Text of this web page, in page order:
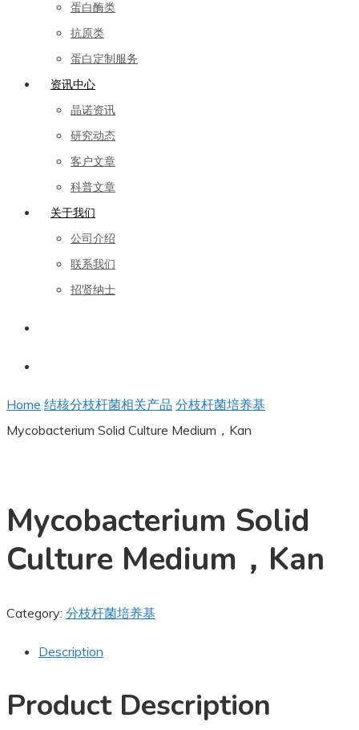
蛋白酶类
抗原类
蛋白定制服务
资讯中心
晶诺资讯
研究动态
客户文章
科普文章
关于我们
公司介绍
联系我们
招贤纳士
Home 结核分枝杆菌相关产品 分枝杆菌培养基
Mycobacterium Solid Culture Medium，Kan
Mycobacterium Solid
Culture Medium，Kan
Category: 分枝杆菌培养基
Description
Product Description